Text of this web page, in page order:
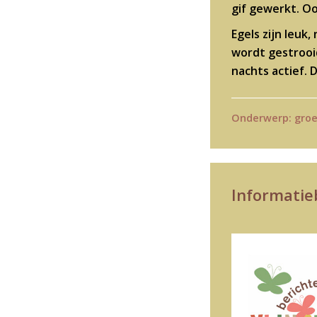
gif gewerkt.
Egels zijn
wordt
nachts actief.
Onderwerp: